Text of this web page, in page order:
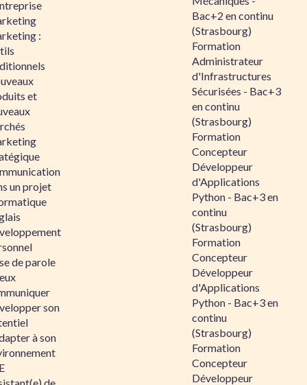
:
et
un projet
de parole
son
à son
Bac+2 en continu
(Strasbourg)
Formation
Administrateur
d'Infrastructures
Sécurisées - Bac+3
en continu
(Strasbourg)
Formation
Concepteur
Développeur
d'Applications
Python - Bac+3 en
continu
(Strasbourg)
Formation
Concepteur
Développeur
d'Applications
Python - Bac+3 en
continu
(Strasbourg)
Formation
Concepteur
Développeur